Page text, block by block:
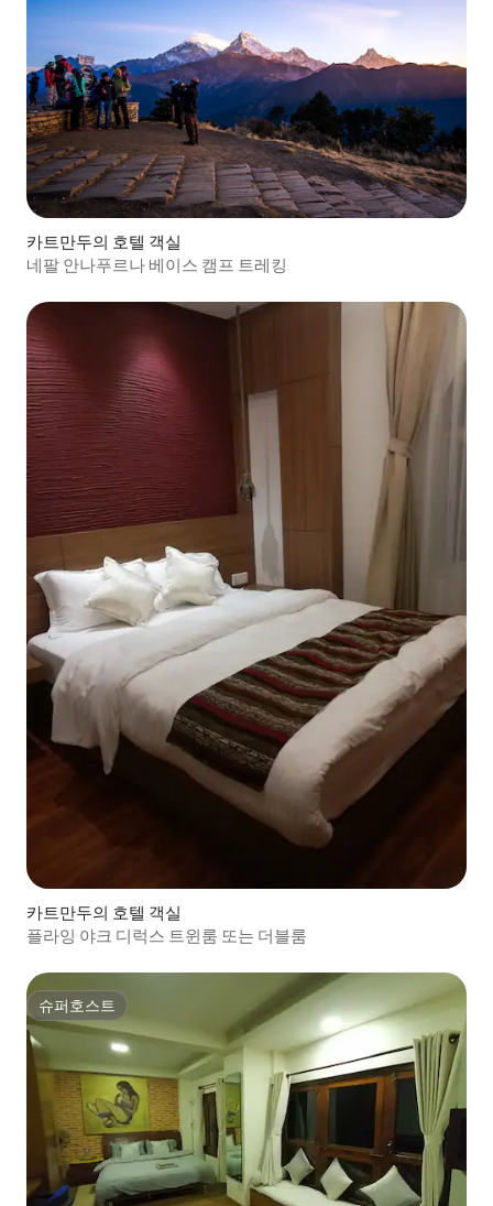
카트만두의 호텔 객실
네팔 안나푸르나 베이스 캠프 트레킹
카트만두의 호텔 객실
플라잉 야크 디럭스 트윈룸 또는 더블룸
슈퍼호스트
슈퍼호스트